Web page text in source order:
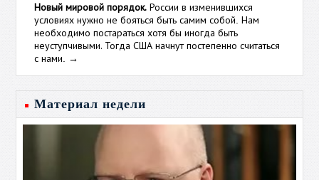
Новый мировой порядок. России в изменившихся
условиях нужно не бояться быть самим собой .Нам
необходимо постараться хотя бы иногда быть
неуступчивыми. Тогда США начнут постепенно считаться
с нами
→
Материал недели